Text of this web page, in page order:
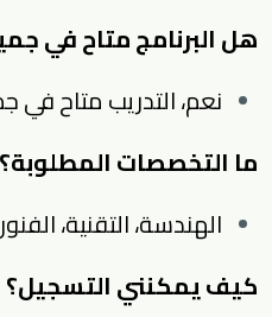
هل البرنامج متاح في
نعم، التدريب متاح في
ما التخصصات المطلوبة؟
الهندسة، التقنية،
كيف يمكنني التسجيل؟